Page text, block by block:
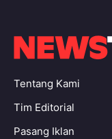
Tentang Kami
Tim Editorial
Pasang Iklan